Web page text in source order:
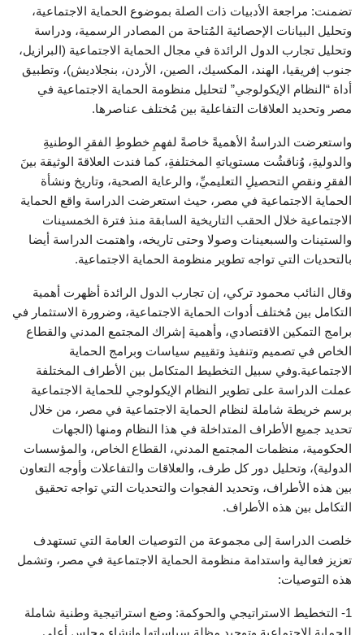
تضمنت: مراجعة الأدبيات ذات الصلة بموضوع الحماية الاجتماعية،
وتحليل البيانات الإحصائية المُتاحة من المصادر الرسمية، ودراسة
وتحليل تجارب الدول الرائدة في مجال الحماية الاجتماعية (البرازيل،
جنوب إفريقيا، الهند، المكسيك، الصين، الأردن، بنجلاديش)، وتطبيق
أداة “النظام الإيكولوجي” لتحليل منظومة الحماية الاجتماعية في
مصر وتحديد العلاقات التفاعلية بين مُختلف عناصرها.
واستعرضت الدراسةُ الأهميةً خاصةً لفهمِ خطوطِ الفقرِ الوطنيةِ
والدوليةِ، وُناقشُت مستوياتهِ المختلفةِ، كما فندت العلاقةَ الوثيقة بينَ
الفقرِ ونقصِ التحصيلِ التعليميِّ، والرعاية الصحية، وتاريخ ونشأة
الحماية الاجتماعية في مصر، حيث استعرضت الدراسة واقع الحماية
الاجتماعية خلال الحقب التاريخية السابقة منذ فترة الخمسينات
والستينات والسبعينات وصولا وحتى تاريخه، واهتمت الدراسة أيضا
بالتحديات التي تواجه تطوير منظومة الحماية الاجتماعية.
وقال النائب محمود تركي، إن تجارب الدول الرائدة أظهرت أهمية
التكامل بين مُختلف أدوات الحماية الاجتماعية، وضرورة الاستثمار في
برامج التمكين الاقتصادي، وأهمية إشراك المجتمع المدني والقطاع
الخاص في تصميم وتنفيذ وتقييم سياسات وبرامج الحماية
الاجتماعية.وفي سبيل التخطيط المتكامل بين الأطراف المختلفة
عملت الدراسة على تطوير النظام الإيكولوجي للحماية الاجتماعية
برسم خريطة شاملة لنظام الحماية الاجتماعية في مصر، من خلال
تحديد جميع الأطراف المتداخلة في هذا النظام ومنها (الجهات
الحكومية، منظمات المجتمع المدني، القطاع الخاص، والمؤسسات
الدولية)، وتحليل دور كل طرف، والعلاقات والتفاعلات وأوجه التعاون
بين هذه الأطراف، وتحديد الفجوات والتحديات التي تواجه تحقيق
التكامل بين هذه الأطراف.
خلصت الدراسة إلى مجموعة من التوصيات العامة التي تستهدف
تعزيز فعالية واستدامة منظومة الحماية الاجتماعية في مصر، وتشمل
هذه التوصيات:
1- التخطيط الاستراتيجي والحوكمة: وضع استراتيجية وطنية شاملة